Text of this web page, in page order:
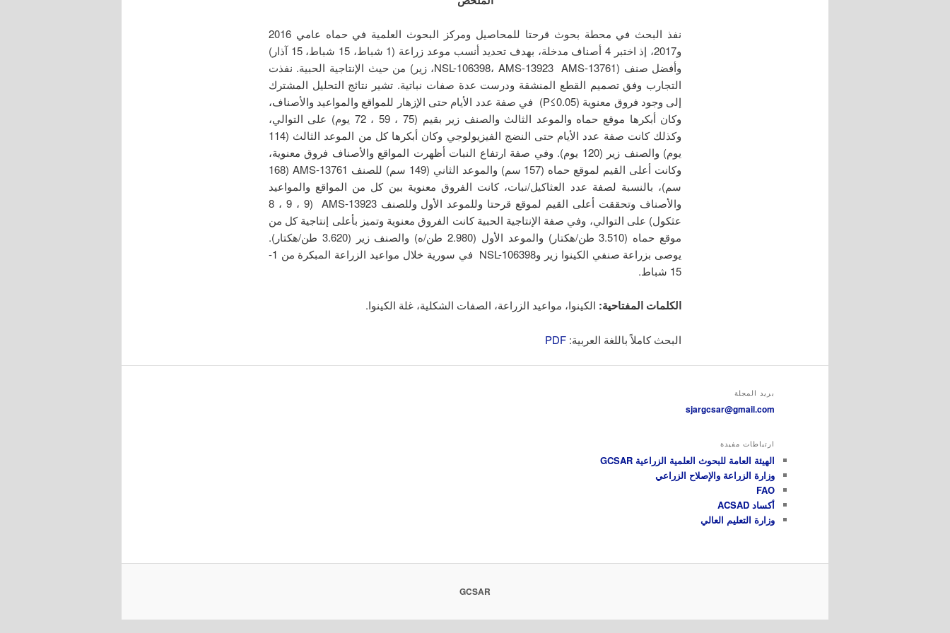
نفذ البحث في محطة بحوث قرحتا للمحاصيل ومركز البحوث العلمية في حماه عامي 2016
و2017، إذ اختبر 4 أصناف مدخلة، بهدف تحديد أنسب موعد زراعة (1 شباط، 15 شباط، 15 آذار)
وأفضل صنف (NSL-106398، AMS-13923 AMS-13761، زير) من حيث الإنتاجية الحبية. نفذت
التجارب وفق تصميم القطع المنشقة ودرست عدة صفات نباتية. تشير نتائج التحليل المشترك
إلى وجود فروق معنوية (P≤0.05) في صفة عدد الأيام حتى الإزهار للمواقع والمواعيد والأصناف،
وكان أبكرها موقع حماه والموعد الثالث والصنف زير بقيم (75 ، 59 ، 72 يوم) على التوالي،
وكذلك كانت صفة عدد الأيام حتى النضج الفيزيولوجي وكان أبكرها كل من الموعد الثالث (114
يوم) والصنف زير (120 يوم). وفي صفة ارتفاع النبات أظهرت المواقع والأصناف فروق معنوية،
وكانت أعلى القيم لموقع حماه (157 سم) والموعد الثاني (149 سم) للصنف AMS-13761 (168
سم)، بالنسبة لصفة عدد العثاكيل/نبات، كانت الفروق معنوية بين كل من المواقع والمواعيد
والأصناف وتحققت أعلى القيم لموقع قرحتا وللموعد الأول وللصنف AMS-13923 (8 ، 9 ، 9
عثكول) على التوالي، وفي صفة الإنتاجية الحبية كانت الفروق معنوية وتميز بأعلى إنتاجية كل من
موقع حماه (3.510 طن/هكتار) والموعد الأول (2.980 طن/ه) والصنف زير (3.620 طن/هكتار).
يوصى بزراعة صنفي الكينوا زير وNSL-106398 في سورية خلال مواعيد الزراعة المبكرة من 1-
15 شباط.
الكلمات المفتاحية: الكينوا، مواعيد الزراعة، الصفات الشكلية، غلة الكينوا.
البحث كاملاً باللغة العربية: PDF
بريد المجلة
sjargcsar@gmail.com
ارتباطات مفيدة
الهيئة العامة للبحوث العلمية الزراعية GCSAR
وزارة الزراعة والإصلاح الزراعي
FAO
أكساد ACSAD
وزارة التعليم العالي
GCSAR